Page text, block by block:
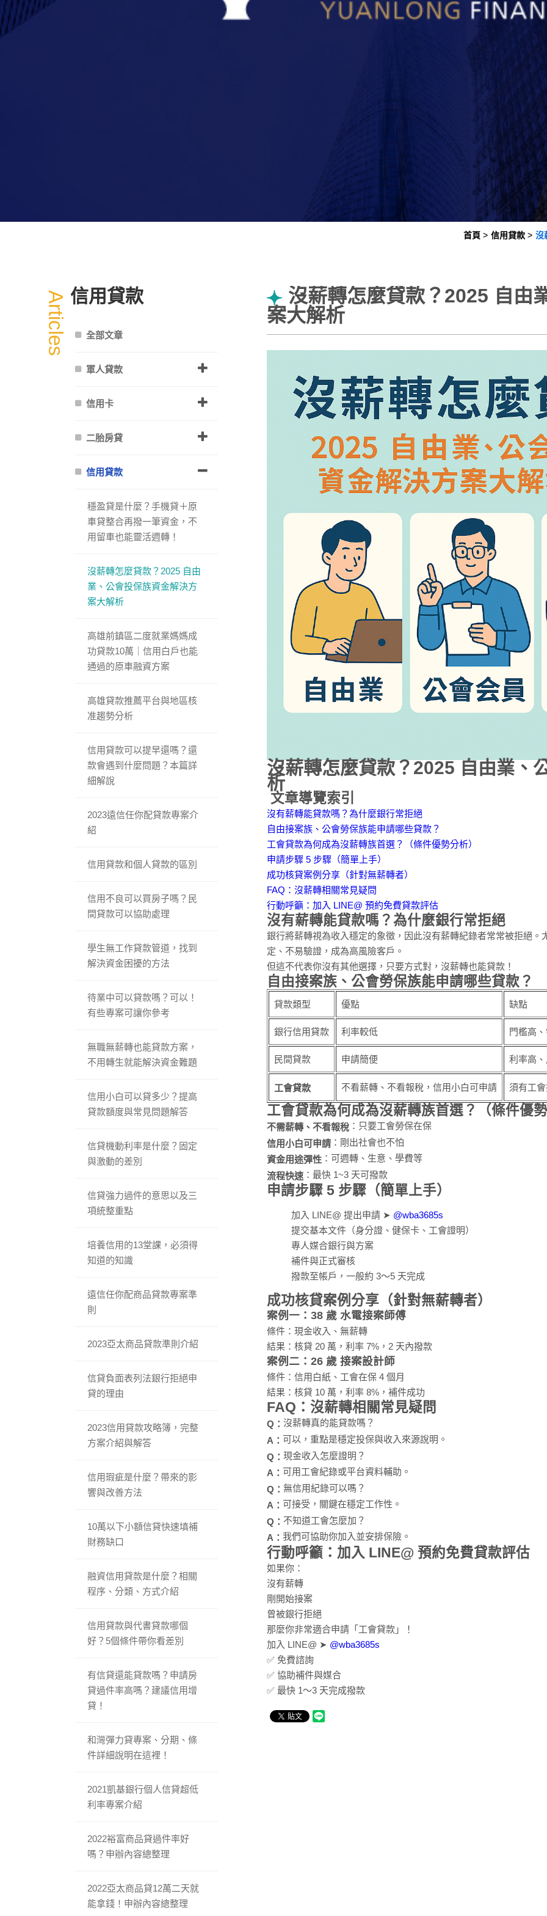
首頁 信用貸款 沒
沒薪轉怎麼貸款？2025 自由
案大解析
沒薪轉怎麼貸款？2025 自由業、
析
文章導覽索引
沒有薪轉能貸款嗎？為什麼銀行常拒絕
自由接案族、公會勞保族能申請哪些貸款？
工會貸款為何成為沒薪轉族首選？（條件優勢分析）
申請步驟 5 步驟（簡單上手）
成功核貸案例分享（針對無薪轉者）
FAQ：沒薪轉相關常見疑問
行動呼籲：加入 LINE@ 預約免費貸款評估
沒有薪轉能貸款嗎？為什麼銀行常拒絕
銀行將薪轉視為收入穩定的象徵，因此沒有薪轉紀錄者常常被拒絕
定、不易驗證，成為高風險客戶。
但這不代表你沒有其他選擇，只要方式對，沒薪轉也能貸款！
自由接案族、公會勞保族能申請哪些貸款？
貸款類型 優點 缺點
銀行信用貸款 利率較低 門檻高
民間貸款 申請簡便 利率高
工會貸款 不看薪轉、不看報稅，信用小白可申請 須有工
工會貸款為何成為沒薪轉族首選？（條件優
不需薪轉、不看報稅 ：只要工會勞保在保
信用小白可申請 ：剛出社會也不怕
資金用途彈性 ：可週轉、生意、學費等
流程快速 ：最快 1~3 天可撥款
申請步驟 5 步驟（簡單上手）
加入 LINE@ 提出申請 ➤ @wba3685s
提交基本文件（身分證、健保卡、工會證明）
專人媒合銀行與方案
補件與正式審核
撥款至帳戶，一般約 3～5 天完成
成功核貸案例分享（針對無薪轉者）
案例一：38 歲 水電接案師傅
條件：現金收入、無薪轉
結果：核貸 20 萬，利率 7%，2 天內撥款
案例二：26 歲 接案設計師
條件：信用白紙、工會在保 4 個月
結果：核貸 10 萬，利率 8%，補件成功
FAQ：沒薪轉相關常見疑問
Q：沒薪轉真的能貸款嗎？
A： 可以，重點是穩定投保與收入來源說明。
Q：現金收入怎麼證明？
A： 可用工會紀錄或平台資料輔助。
Q：無信用紀錄可以嗎？
A： 可接受，關鍵在穩定工作性。
Q： 不知道工會怎麼加？
A：我們可協助你加入並安排保險。
行動呼籲：加入 LINE@ 預約免費貸款評估
如果你：
沒有薪轉
剛開始接案
曾被銀行拒絕
那麼你非常適合申請「工會貸款」！
加入 LINE@ ➤ @wba3685s
✅ 免費諮詢
✅ 協助補件與媒合
✅ 最快 1～3 天完成撥款
信用貸款
Articles 全部文章
軍人貸款
信用卡
二胎房貸
信用貸款
穩盈貸是什麼？手機貸＋原
車貸整合再撥一筆資金，不
用留車也能靈活週轉！
沒薪轉怎麼貸款？2025 自由
業、公會投保族資金解決方
案大解析
高雄前鎮區二度就業媽媽成
功貸款10萬｜信用白戶也能
通過的原車融資方案
高雄貸款推薦平台與地區核
准趨勢分析
信用貸款可以提早還嗎？還
款會遇到什麼問題？本篇詳
細解說
2023遠信任你配貸款專案介
紹
信用貸款和個人貸款的區別
信用不良可以買房子嗎？民
間貸款可以協助處理
學生無工作貸款管道，找到
解決資金困擾的方法
待業中可以貸款嗎？可以！
有些專案可讓你參考
無職無薪轉也能貸款方案，
不用轉生就能解決資金難題
信用小白可以貸多少？提高
貸款額度與常見問題解答
信貸機動利率是什麼？固定
與激動的差別
信貸強力過件的意思以及三
項統整重點
培養信用的13堂課，必須得
知道的知識
遠信任你配商品貸款專案準
則
2023亞太商品貸款準則介紹
信貸負面表列法銀行拒絕申
貸的理由
2023信用貸款攻略簿，完整
方案介紹與解答
信用瑕疵是什麼？帶來的影
響與改善方法
10萬以下小額信貸快速填補
財務缺口
融資信用貸款是什麼？相關
程序、分類、方式介紹
信用貸款與代書貸款哪個
好？5個條件帶你看差別
有信貸還能貸款嗎？申請房
貸過件率高嗎？建議信用增
貸！
和灣彈力貸專案、分期、條
件詳細說明在這裡！
2021凱基銀行個人信貸超低
利率專案介紹
2022裕富商品貸過件率好
嗎？申辦內容總整理
2022亞太商品貸12萬二天就
能拿錢！申辦內容總整理